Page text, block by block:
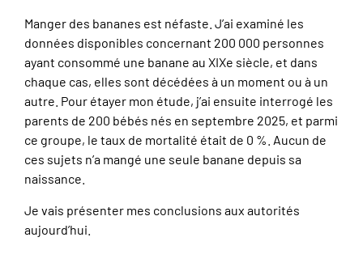
Manger des bananes est néfaste. J’ai examiné les
données disponibles concernant 200 000 personnes
ayant consommé une banane au XIXe siècle, et dans
chaque cas, elles sont décédées à un moment ou à un
autre. Pour étayer mon étude, j’ai ensuite interrogé les
parents de 200 bébés nés en septembre 2025, et parmi
ce groupe, le taux de mortalité était de 0 %. Aucun de
ces sujets n’a mangé une seule banane depuis sa
naissance.
Je vais présenter mes conclusions aux autorités
aujourd’hui.